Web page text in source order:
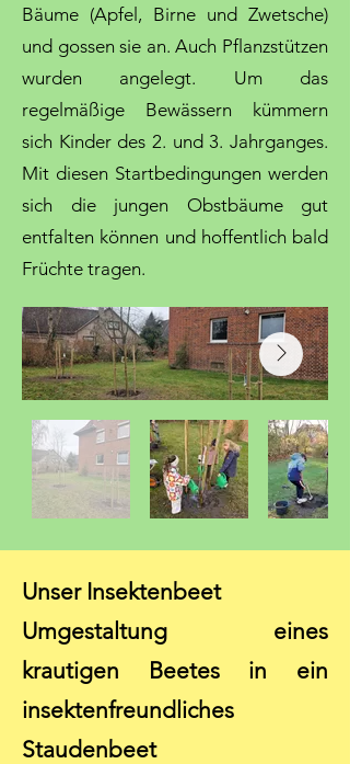
Bäume (Apfel, Birne und Zwetsche)
und gossen sie an. Auch Pflanzstützen
wurden angelegt. Um das
regelmäßige Bewässern kümmern
sich Kinder des 2. und 3. Jahrganges.
Mit diesen Startbedingungen werden
sich die jungen Obstbäume gut
entfalten können und hoffentlich bald
Früchte tragen.
Unser Insektenbeet
Umgestaltung eines
krautigen Beetes in ein
insektenfreundliches
Staudenbeet